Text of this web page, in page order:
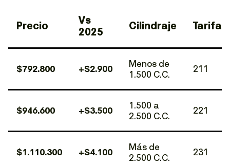
Precio
Vs
2025
Cilindraje Tarifa
$792.800 +$2.900
Menos de
1.500 C.C.
211
$946.600 +$3.500
1.500 a
2.500 C.C.
221
$1.110.300 +$4.100
Más de
2.500 C.C.
231